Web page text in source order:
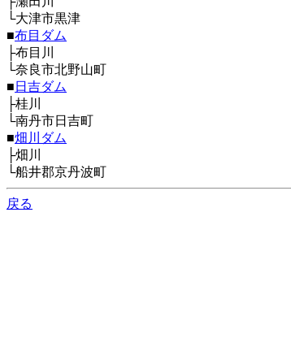
└大津市黒津
■布目ダム
├布目川
└奈良市北野山町
■ 日吉ダム
├桂川
└南丹市日吉町
■畑川ダム
├畑川
└船井郡京丹波町
戻る